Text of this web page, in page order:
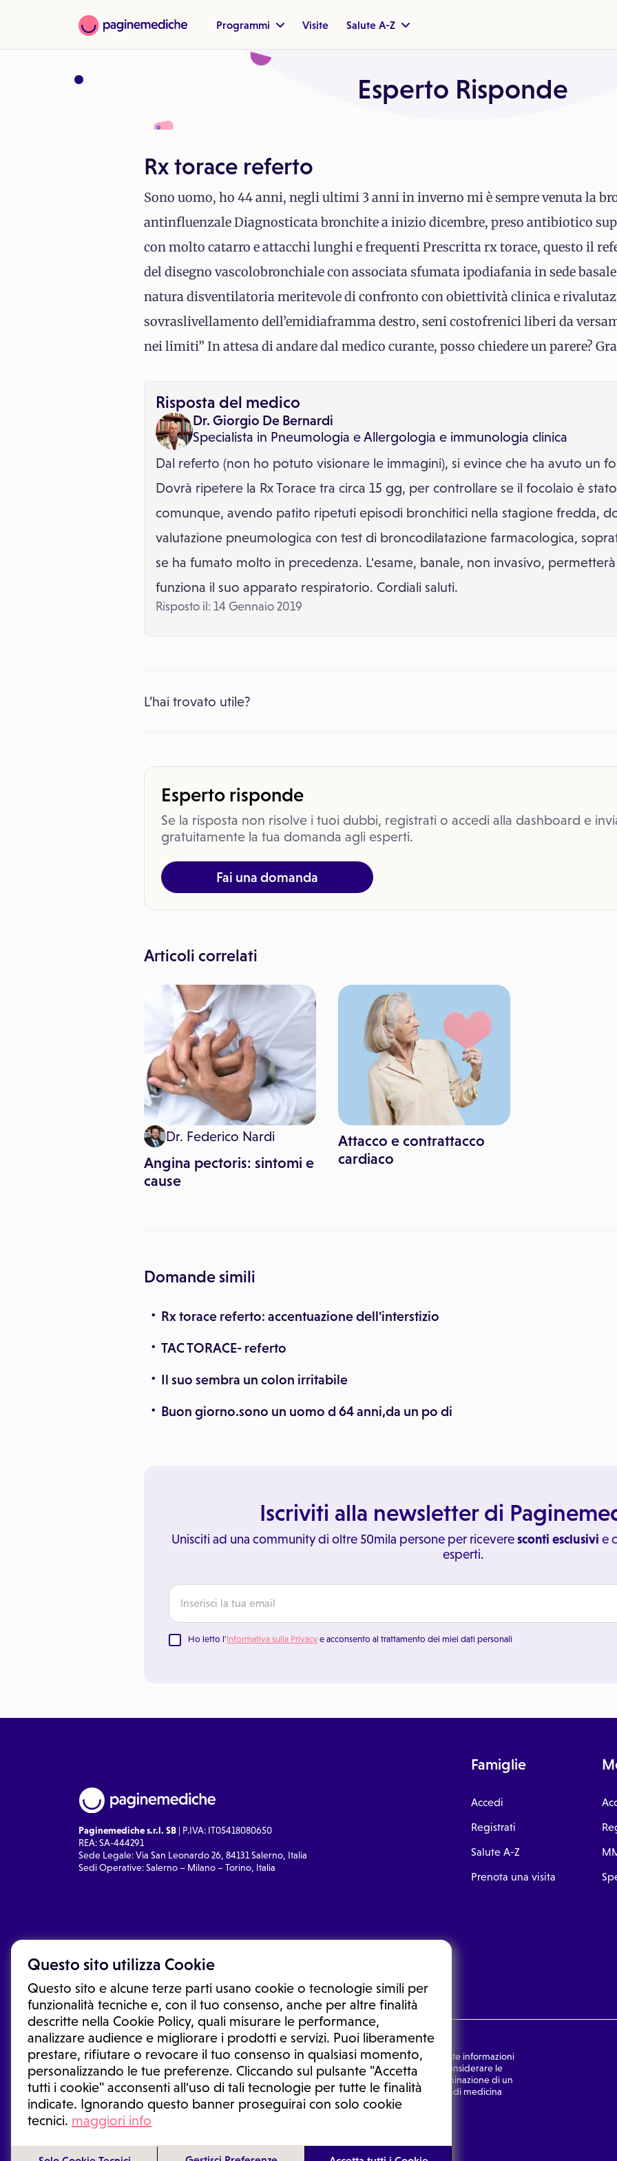
Questo sito utilizza Cookie
Questo sito e alcune terze parti usano cookie o tecnologie simili per
funzionalità tecniche e, con il tuo consenso, anche per altre finalità
descritte nella Cookie Policy, quali misurare le performance,
analizzare audience e migliorare i prodotti e servizi. Puoi liberamente
prestare, rifiutare o revocare il tuo consenso in qualsiasi momento,
personalizzando le tue preferenze. Cliccando sul pulsante "Accetta
tutti i cookie" acconsenti all'uso di tali tecnologie per tutte le finalità
indicate. Ignorando questo banner proseguirai con solo cookie
tecnici. maggiori info
Programmi Visite Salute A-Z
Esperto Risponde
Rx torace referto
Sono uomo, ho 44 anni, negli ultimi 3 anni in inverno mi è sempre venuta la
antinfluenzale Diagnosticata bronchite a inizio dicembre, preso antibiotico
con molto catarro e attacchi lunghi e frequenti Prescritta rx torace, questo il
del disegno vascolobronchiale con associata sfumata ipodiafania in sede
natura disventilatoria meritevole di confronto con obiettività clinica e
sovraslivellamento dell’emidiaframma destro, seni costofrenici liberi da
nei limiti” In attesa di andare dal medico curante, posso chiedere un parere?
Risposta del medico
Dr. Giorgio De Bernardi
Specialista in Pneumologia eAllergologia e immunologia clinica
Dal referto (non ho potuto visionare le immagini), si evince che ha avuto un
Dovrà ripetere la Rx Torace tra circa 15 gg, per controllare se il focolaio è
comunque, avendo patito ripetuti episodi bronchitici nella stagione fredda,
valutazione pneumologica con test di broncodilatazione farmacologica,
se ha fumato molto in precedenza. L'esame, banale, non invasivo,
funziona il suo apparato respiratorio. Cordiali saluti.
Risposto il: 14 Gennaio 2019
L’hai trovato utile?
Esperto risponde
Se la risposta non risolve i tuoi dubbi, registrati o accedi alla dashboard e
gratuitamente la tua domanda agli esperti.
Fai una domanda
Articoli correlati
Dr. Federico Nardi
Angina pectoris: sintomi e
cause
Attacco e contrattacco
cardiaco
Domande simili
Rx torace referto: accentuazione dell'interstizio
TAC TORACE- referto
Il suo sembra un colon irritabile
Buon giorno.sono un uomo d 64 anni,da un po di
Iscriviti alla newsletter di
Unisciti ad una community di oltre 50mila persone per riceveresconti esclusivi e
esperti.
Ho letto l'Informativa sulla Privacy e acconsento al trattamento dei miei dati personali
Paginemediche s.r.l. SB | P.IVA: IT05418080650
REA: SA-444291
Sede Legale: Via San Leonardo 26, 84131 Salerno, Italia
Sedi Operative: Salerno – Milano – Torino, Italia
Famiglie
Accedi
Registrati
Salute A-Z
Prenota una visita
Le informazioni proposte in questo sito non sono un consulto medico. In nessun caso, queste informazioni
sostituiscono un consulto, una visita o una diagnosi formulata dal medico. Non si devono considerare le
informazioni disponibili come suggerimenti per la formulazione di una diagnosi, la determinazione di un
trattamento o l'assunzione o sospensione di un farmaco senza prima consultare un medico di medicina
generale o uno specialista.
Condizioni di utilizzo